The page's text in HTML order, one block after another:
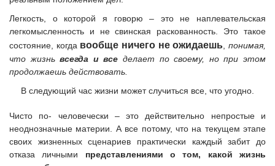
Легкость, о которой я говорю – это не наплевательская
легкомысленность и не свинская раскованность. Это такое
состояние, когда вообще ничего не ожидаешь ,понимая,
что жизньвсегда и вседелает по своему, но при этом
продолжаешь действовать.
В следующий час жизни может случиться все, что угодно.
Чисто по- человечески – это действительно непростые и
неоднозначные материи. А все потому, что на текущем этапе
своих жизненных сценариев практически каждый забит до
отказа личными представлениями о том, какой жизнь